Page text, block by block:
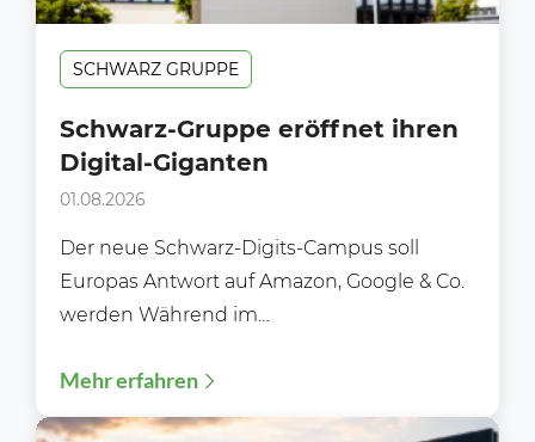
SCHWARZ GRUPPE
Schwarz-Gruppe eröffnet ihren
Digital-Giganten
01.08.2026
Der neue Schwarz-Digits-Campus soll
Europas Antwort auf Amazon, Google & Co.
werden Während im
Filialen, Preisaktionen oder Sortimente...
Mehr erfahren